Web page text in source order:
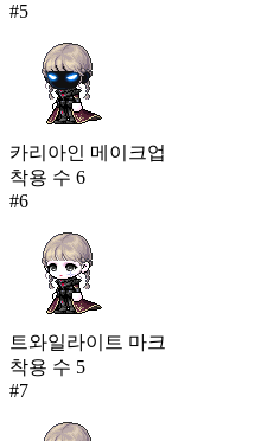
#5
카리아인 메이크업
착용 수 6
#6
트와일라이트 마크
착용 수 5
#7